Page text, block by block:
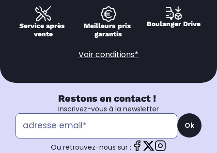
Service après
vente
Meilleurs prix
garantis
Boulanger Drive
Voir conditions*
Restons en contact !
Inscrivez-vous à la newsletter
Ok
Ou retrouvez-nous sur :